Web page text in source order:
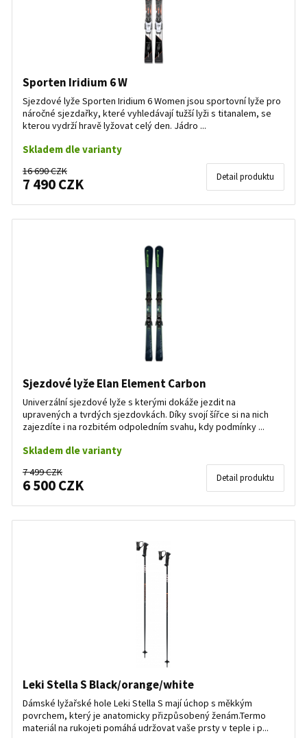
Sporten Iridium 6 W
Sjezdové lyže Sporten Iridium 6 Women jsou sportovní lyže pro
náročné sjezdařky, které vyhledávají tužší lyži s titanalem, se
kterou vydrží hravě lyžovat celý den. Jádro ...
Skladem dle varianty
16 690 CZK
7 490 CZK Detail produktu
Sjezdové lyže Elan Element Carbon
Univerzální sjezdové lyže s kterými dokáže jezdit na
upravených a tvrdých sjezdovkách. Díky svojí šířce si na nich
zajezdíte i na rozbitém odpoledním svahu, kdy podmínky ...
Skladem dle varianty
7 499 CZK
6 500 CZK Detail produktu
Leki Stella S Black/orange/white
Dámské lyžařské hole Leki Stella S mají úchop s měkkým
povrchem, který je anatomicky přizpůsobený ženám.Termo
materiál na rukojeti pomáhá udržovat vaše prsty v teple i p...